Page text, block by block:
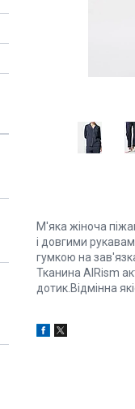
М'яка жіноча
і довгими
гумкою на
Тканина AIRism
дотик.Відмінна